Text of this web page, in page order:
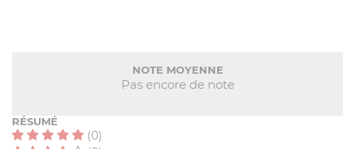
NOTE MOYENNE
Pas encore de note
RÉSUMÉ
(0)